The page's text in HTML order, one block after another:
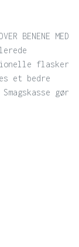
BENENE MED
flasker
et bedre
gør